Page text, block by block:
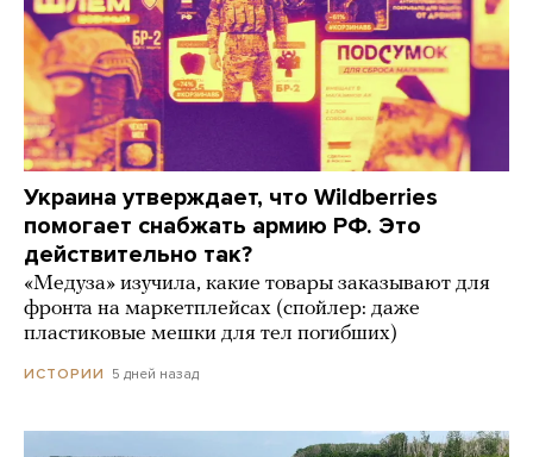
Украина утверждает, что Wildberries
помогает снабжать армию РФ. Это
действительно так?
«Медуза» изучила, какие товары заказывают для
фронта на маркетплейсах (спойлер: даже
пластиковые мешки для тел погибших)
ИСТОРИИ 5 дней назад